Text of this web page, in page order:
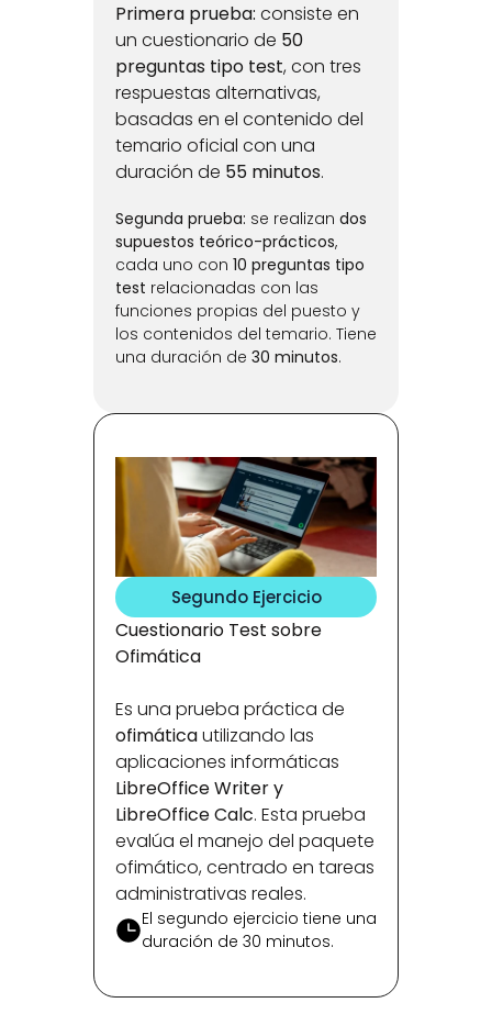
Primera prueba: consiste en
un cuestionario de 50
preguntas tipo test, con tres
respuestas alternativas,
basadas en el contenido del
temario oficial con una
duración de 55 minutos.
Segunda prueba: se realizan dos
supuestos teórico-prácticos,
cada uno con 10 preguntas tipo
test relacionadas con las
funciones propias del puesto y
los contenidos del temario. Tiene
una duración de 30 minutos.
Segundo Ejercicio
Cuestionario Test sobre
Ofimática
ofimática utilizando las
LibreOffice Writer y
LibreOffice Calc. Esta prueba
evalúa el manejo del paquete
ofimático, centrado en tareas
administrativas reales.
El segundo ejercicio tiene una
duración de 30 minutos.